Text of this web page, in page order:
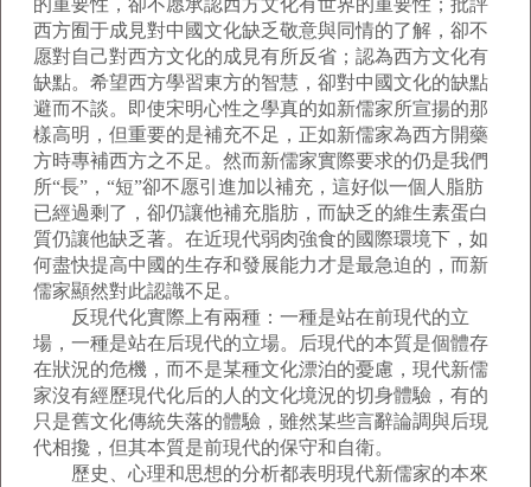
的重要性，卻不愿承認西方文化有世界的重要性；批評
西方囿于成見對中國文化缺乏敬意與同情的了解，卻不
愿對自己對西方文化的成見有所反省；認為西方文化有
缺點。希望西方學習東方的智慧，卻對中國文化的缺點
避而不談。即使宋明心性之學真的如新儒家所宣揚的那
樣高明，但重要的是補充不足，正如新儒家為西方開藥
方時專補西方之不足。然而新儒家實際要求的仍是我們
所“長”，“短”卻不愿引進加以補充，這好似一個人脂肪
已經過剩了，卻仍讓他補充脂肪，而缺乏的維生素蛋白
質仍讓他缺乏著。在近現代弱肉強食的國際環境下，如
何盡快提高中國的生存和發展能力才是最急迫的，而新
儒家顯然對此認識不足。
反現代化實際上有兩種：一種是站在前現代的立
場，一種是站在后現代的立場。后現代的本質是個體存
在狀況的危機，而不是某種文化漂泊的憂慮，現代新儒
家沒有經歷現代化后的人的文化境況的切身體驗，有的
只是舊文化傳統失落的體驗，雖然某些言辭論調與后現
代相攙，但其本質是前現代的保守和自衛。
歷史、心理和思想的分析都表明現代新儒家的本來